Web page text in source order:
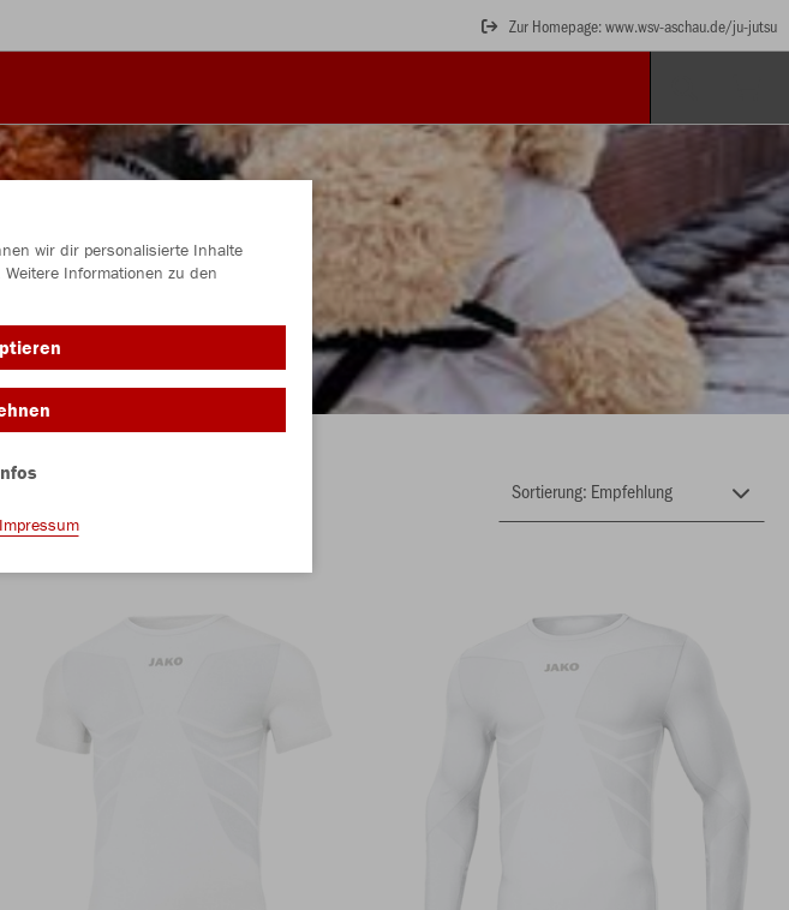
Zur Homepage: www.wsv-aschau.de/ju-jutsu
wir dir personalisierte Inhalte
Informationen zu den
Impressum